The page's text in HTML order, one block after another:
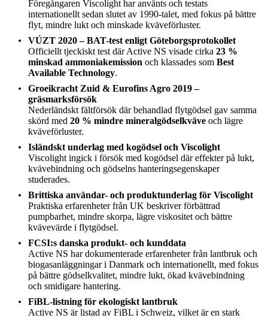
Föregångaren Viscolight har använts och testats
internationellt sedan slutet av 1990-talet, med fokus på bättre
flyt, mindre lukt och minskade kväveförluster.
VÚZT 2020 – BAT-test enligt Göteborgsprotokollet
Officiellt tjeckiskt test där Active NS visade cirka 23 %
minskad ammoniakemission och klassades som Best
Available Technology.
Groeikracht Zuid & Eurofins Agro 2019 –
gräsmarksförsök
Nederländskt fältförsök där behandlad flytgödsel gav samma
skörd med 20 % mindre mineralgödselkväve och lägre
kväveförluster.
Isländskt underlag med kogödsel och Viscolight
Viscolight ingick i försök med kogödsel där effekter på lukt,
kvävebindning och gödselns hanteringsegenskaper
studerades.
Brittiska användar- och produktunderlag för Viscolight
Praktiska erfarenheter från UK beskriver förbättrad
pumpbarhet, mindre skorpa, lägre viskositet och bättre
kvävevärde i flytgödsel.
FCSI:s danska produkt- och kunddata
Active NS har dokumenterade erfarenheter från lantbruk och
biogasanläggningar i Danmark och internationellt, med fokus
på bättre gödselkvalitet, mindre lukt, ökad kvävebindning
och smidigare hantering.
FiBL-listning för ekologiskt lantbruk
Active NS är listad av FiBL i Schweiz, vilket är en stark